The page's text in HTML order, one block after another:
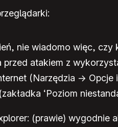
nie wiadomo więc,
atakiem z
(Narzędzia ->
‘Poziom
(prawie) wygodnie